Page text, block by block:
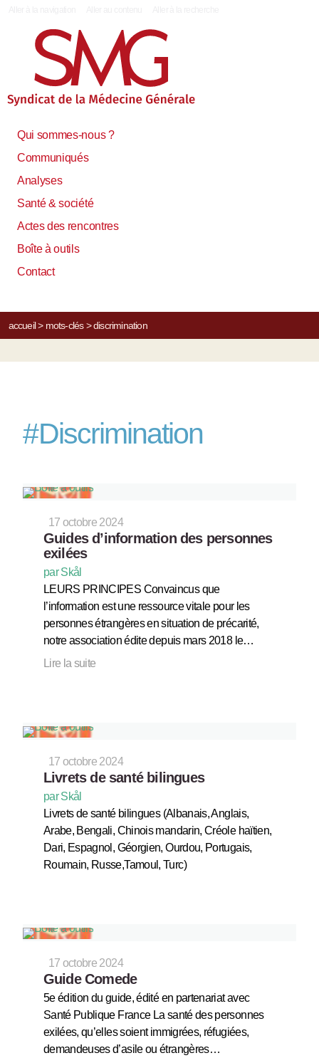
Qui sommes-nous ?
Communiqués
Analyses
Santé & société
Actes des rencontres
Boîte à outils
Contact
accueil> mots-clés> discrimination
#Discrimination
17 octobre 2024
Guides d’information des personnes
exilées
par Skål
LEURS PRINCIPES Convaincus que
l’information est une ressource vitale pour les
personnes étrangères en situation de précarité,
notre association édite depuis mars 2018 le…
Lire la suite
17 octobre 2024
Livrets de santé bilingues
par Skål
Livrets de santé bilingues (Albanais, Anglais,
Arabe, Bengali, Chinois mandarin, Créole haïtien,
Dari, Espagnol, Géorgien, Ourdou, Portugais,
Roumain, Russe,Tamoul, Turc)
17 octobre 2024
Guide Comede
5e édition du guide, édité en partenariat avec
Santé Publique France La santé des personnes
exilées, qu’elles soient immigrées, réfugiées,
demandeuses d’asile ou étrangères…